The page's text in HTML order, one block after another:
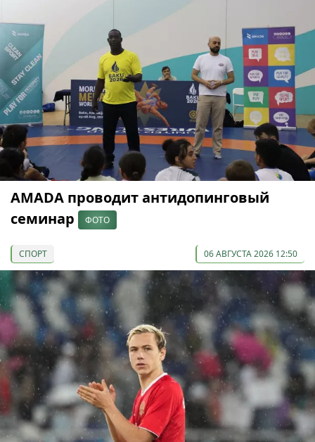
AMADA проводит антидопинговый
семинар
ФОТО
СПОРТ 06 АВГУСТА 2026 12:50